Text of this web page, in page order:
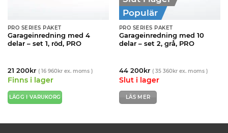
PRO SERIES PAKET
Garageinredning med 4
delar – set 1, röd, PRO
21 200kr ( 16 960krex. moms )
Finns i lager
LÄGG I VARUKORG
Populär
PRO SERIES PAKET
Garageinredning med 10
delar – set 2, grå, PRO
44 200kr ( 35 360krex. moms )
Slut i lager
LÄS MER